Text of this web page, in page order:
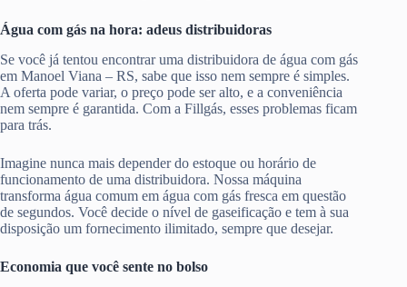
Água com gás na hora: adeus distribuidoras
Se você já tentou encontrar uma distribuidora de água com gás
em Manoel Viana – RS, sabe que isso nem sempre é simples.
A oferta pode variar, o preço pode ser alto, e a conveniência
nem sempre é garantida. Com a Fillgás, esses problemas ficam
para trás.
Imagine nunca mais depender do estoque ou horário de
funcionamento de uma distribuidora. Nossa máquina
transforma água comum em água com gás fresca em questão
de segundos. Você decide o nível de gaseificação e tem à sua
disposição um fornecimento ilimitado, sempre que desejar.
Economia que você sente no bolso